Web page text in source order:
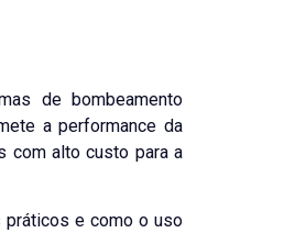
de bombeamento
a performance da
com alto custo para a
práticos e como o uso